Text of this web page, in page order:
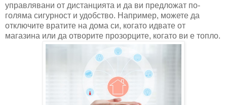
управлявани от дистанцията и да ви предложат по-
голяма сигурност и удобство. Например, можете да
отключите вратите на дома си, когато идвате от
магазина или да отворите прозорците, когато ви е топло.